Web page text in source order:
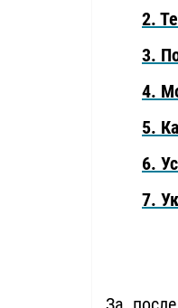
2.
3.
4.
5.
6.
7.